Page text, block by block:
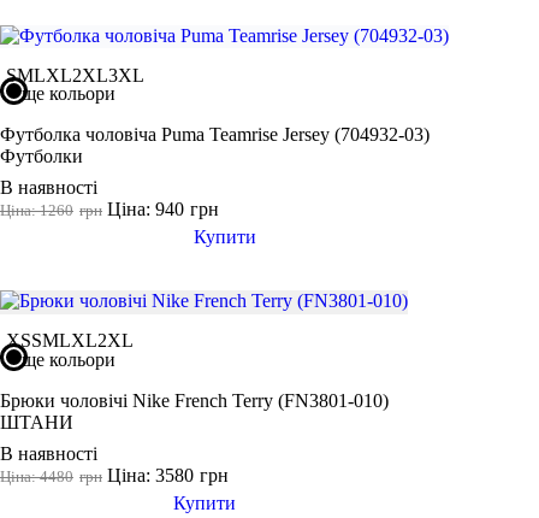
SMLXL2XL3XL
ще кольори
Футболка чоловіча Puma Teamrise Jersey (704932-03)
Футболки
В наявності
грн
Ціна: 1260 грн
Ціна: 940
Купити
XSSMLXL2XL
ще кольори
Брюки чоловічі Nike French Terry (FN3801-010)
ШТАНИ
В наявності
грн
Ціна: 4480 грн
Ціна: 3580
Купити